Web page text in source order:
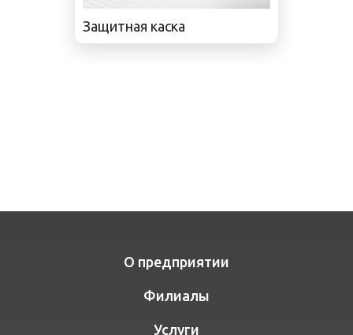
Защитная каска
О предприятии
Филиалы
Услуги